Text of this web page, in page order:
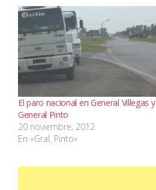
El paro nacional en General Villegas y
General Pinto
20 noviembre, 2012
En «Gral. Pinto»